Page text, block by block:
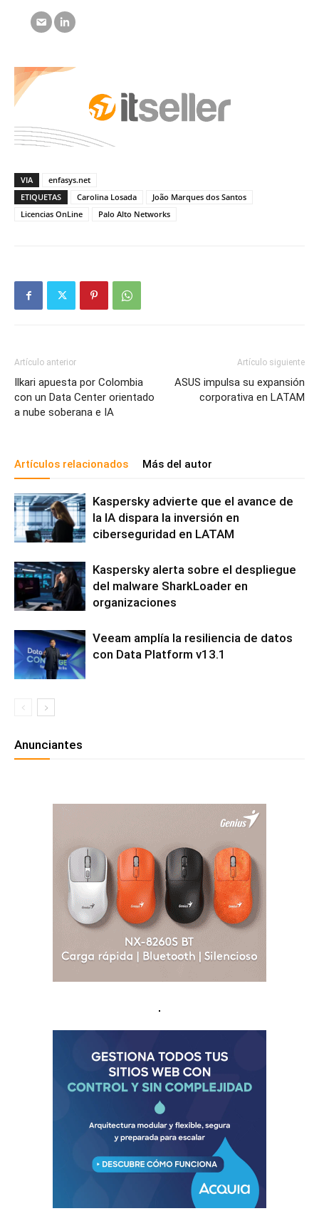
VIA
enfasys.net
ETIQUETAS
Carolina Losada
João Marques dos Santos
Licencias OnLine
Palo Alto Networks
Artículo anterior
Ilkari apuesta por Colombia
con un Data Center orientado
a nube soberana e IA
Artículo siguiente
ASUS impulsa su expansión
corporativa en LATAM
Artículos relacionados Más del autor
Kaspersky advierte que el avance de
la IA dispara la inversión en
ciberseguridad en LATAM
Kaspersky alerta sobre el despliegue
del malware SharkLoader en
organizaciones
Veeam amplía la resiliencia de datos
con Data Platform v13.1
Anunciantes